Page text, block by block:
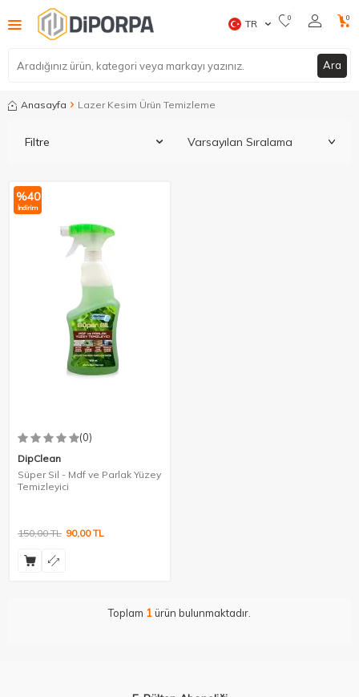
Ara
TR 0 0
Anasayfa Lazer Kesim Ürün Temizleme
Filtre
%40
İndirim
(0)
DipClean
Süper Sil - Mdf ve Parlak Yüzey
Temizleyici
150,00TL 90,00TL
Toplam 1ürün bulunmaktadır.